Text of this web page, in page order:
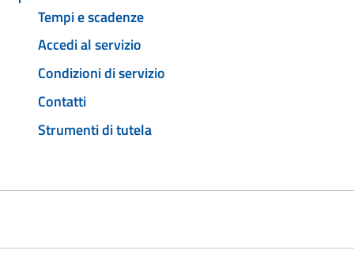
Tempi e scadenze
Accedi al servizio
Condizioni di servizio
Contatti
Strumenti di tutela